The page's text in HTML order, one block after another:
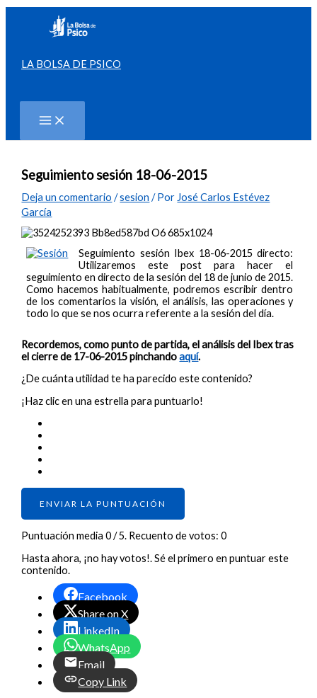
contenido
LA BOLSA DE PSICO
Seguimiento sesión 18-06-2015
Deja un comentario /sesion / Por José Carlos Estévez
García
Seguimiento sesión Ibex 18-06-2015 directo:
Utilizaremos este post para hacer el
seguimiento en directo de la sesión del 18 de junio de 2015.
Como hacemos habitualmente, podremos escribir dentro
de los comentarios la visión, el análisis, las operaciones y
todo lo que se nos ocurra referente a la sesión del día.
Recordemos, como punto de partida, el análisis del Ibex tras
el cierre de 17-06-2015 pinchandoaquí.
¿De cuánta utilidad te ha parecido este contenido?
¡Haz clic en una estrella para puntuarlo!
ENVIAR LA PUNTUACIÓN
Puntuación media0/ 5. Recuento de votos:0
Hasta ahora, ¡no hay votos!. Sé el primero en puntuar este
contenido.
Facebook
Share on X
LinkedIn
WhatsApp
Email
Copy Link